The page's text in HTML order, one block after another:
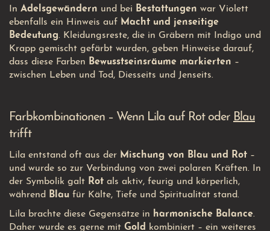
In Adelsgewändern und bei Bestattungen war Violett
ebenfalls ein Hinweis auf Macht und jenseitige
Bedeutung. Kleidungsreste, die in Gräbern mit Indigo und
Krapp gemischt gefärbt wurden, geben Hinweise darauf,
dass diese Farben Bewusstseinsräume markierten –
zwischen Leben und Tod, Diesseits und Jenseits.
Farbkombinationen – Wenn Lila auf Rot oder Blau
trifft
Lila entstand oft aus der Mischung von Blau und Rot –
und wurde so zur Verbindung von zwei polaren Kräften. In
der Symbolik galt Rot als aktiv, feurig und körperlich,
während
Blau für Kälte, Tiefe und Spiritualität stand.
Lila brachte diese Gegensätze in harmonische Balance.
Daher wurde es gerne mit Gold kombiniert – ein weiteres